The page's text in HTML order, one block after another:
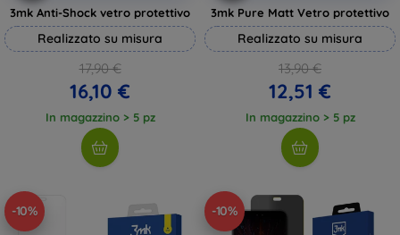
3mk Anti-Shock vetro protettivo
Realizzato su misura
17,90 €
16,10 €
In magazzino > 5 pz
3mk Pure Matt Vetro protettivo
Realizzato su misura
13,90 €
12,51 €
In magazzino > 5 pz
-10% -10%